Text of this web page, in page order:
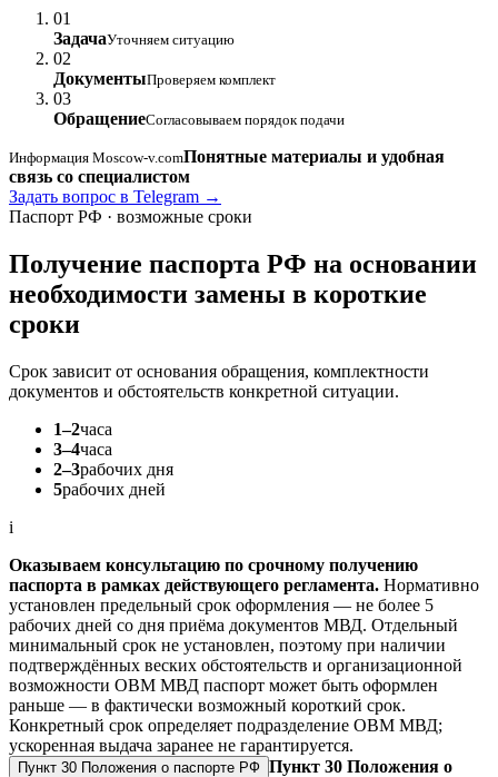
01
ЗадачаУточняем ситуацию
02
ДокументыПроверяем комплект
03
ОбращениеСогласовываем порядок подачи
Информация Moscow-v.comПонятные материалы и удобная
связь со специалистом
Задать вопрос в Telegram →
Паспорт РФ · возможные сроки
Получение паспорта РФ на основании
необходимости замены в короткие
сроки
Срок зависит от основания обращения, комплектности
документов и обстоятельств конкретной ситуации.
1–2часа
3–4часа
2–3рабочих дня
5рабочих дней
i
Оказываем консультацию по срочному получению
паспорта в рамках действующего регламента. Нормативно
установлен предельный срок оформления — не более 5
рабочих дней со дня приёма документов МВД. Отдельный
минимальный срок не установлен, поэтому при наличии
подтверждённых веских обстоятельств и организационной
возможности ОВМ МВД паспорт может быть оформлен
раньше — в фактически возможный короткий срок.
Конкретный срок определяет подразделение ОВМ МВД;
ускоренная выдача заранее не гарантируется.
Пункт 30 Положения о паспорте РФ Пункт 30 Положения о